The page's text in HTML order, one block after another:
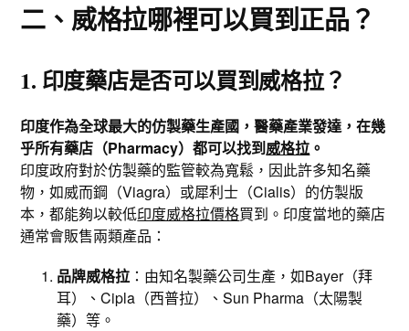
二、威格拉哪裡可以買到正品？
1. 印度藥店是否可以買到威格拉？
印度作為全球最大的仿製藥生產國，醫藥產業發達，在幾
乎所有藥店（Pharmacy）都可以找到威格拉 。
印度政府對於仿製藥的監管較為寬鬆，因此許多知名藥
物，如威而鋼（Viagra）或犀利士（Cialis）的仿製版
本，都能夠以較低印度威格拉價格買到。印度當地的藥店
通常會販售兩類產品：
品牌威格拉 ：由知名製藥公司生產，如Bayer（拜
耳）、Cipla（西普拉）、Sun Pharma（太陽製
藥）等。